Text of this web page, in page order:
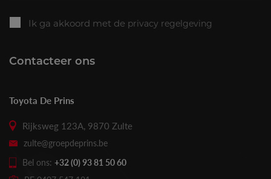
Ik ga akkoord met de privacy regelgeving
Contacteer ons
Toyota De Prins
Rijksweg 123A, 9870 Zulte
zulte@groepdeprins.be
Bel ons: +32 (0) 93 81 50 60